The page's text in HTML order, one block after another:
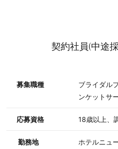
契約社員(中途
募集職種
ブライダル
ンケットサ
応募資格 18歳以上、
勤務地 ホテルニュ